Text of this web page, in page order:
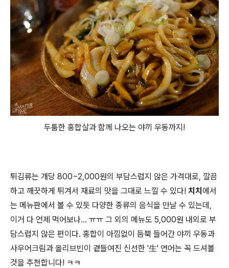
두툼한 홍합살과 함께 나오는 야끼 우동까지!
튀김류는 개당 800~2,000원의 부담스럽지 않은 가격대로, 깔끔
하고 깨끗하게 튀겨서 재료의 맛을 그대로 느낄 수 있다! 치치 에서
는 메뉴판에서 볼 수 있듯 다양한 종류의 음식을 만날 수 있는데,
이거 다 언제 먹어보나... ㅠㅠ 그 외의 메뉴도 5,000원 내외로 부
담스럽지 않은 편이다. 홍합이 아낌없이 듬뿍 들어간 야끼 우동과
사우어크림과 올리브빈이 곁들여진 신선한 '生' 연어는 꼭 드셔볼
것을 추천합니다! ㅋㅋ